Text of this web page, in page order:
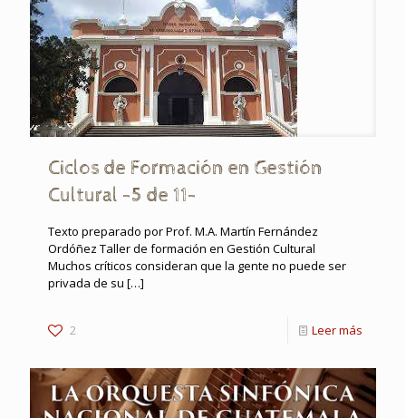
Ciclos de Formación en Gestión
Cultural -5 de 11-
Texto preparado por Prof. M.A. Martín Fernández
Ordóñez Taller de formación en Gestión Cultural
Muchos críticos consideran que la gente no puede ser
privada de su […]
2 Leer más